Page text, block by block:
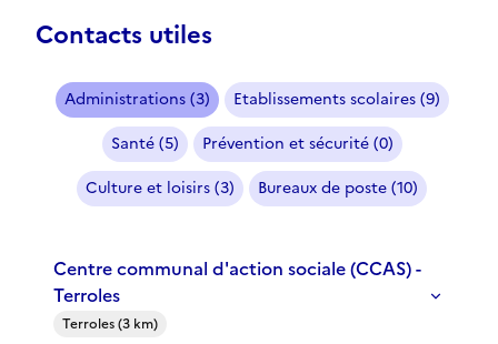
Contacts utiles
Administrations (3)
Etablissements scolaires (9)
Santé (5)
Prévention et sécurité (0)
Culture et loisirs (3)
Bureaux de poste (10)
Centre communal d'action sociale (CCAS) -
Terroles
Terroles (3 km)